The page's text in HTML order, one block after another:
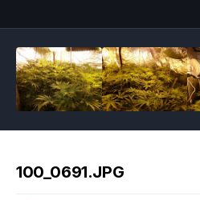
100_0691.JPG